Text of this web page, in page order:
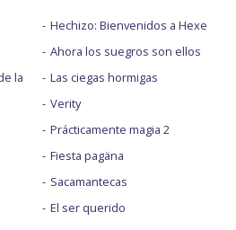
la
Hechizo: Bienvenidos a Hexe
Ahora los suegros son ellos
Las ciegas hormigas
Verity
Prácticamente magia 2
Fiesta pagäna
Sacamantecas
El ser querido